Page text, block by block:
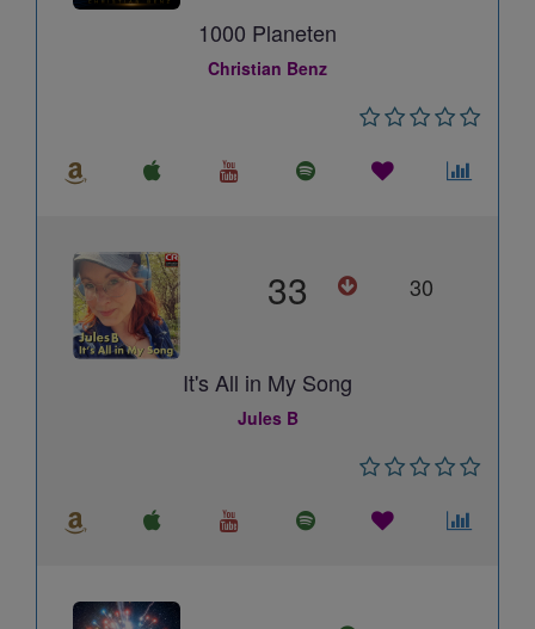
1000 Planeten
Christian Benz
33 30
It's All in My Song
Jules B